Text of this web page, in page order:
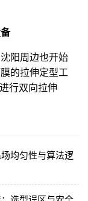
阳周边也开始
的拉伸定型工
行双向拉伸
均匀性与算法逻